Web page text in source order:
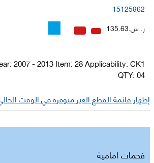
15125962
ر. س.135.63
2007 - 2013 Item: 28 Applicability: CK1
QTY: 04
إظهار قائمة القطع الغير متوفرة في الوقت
فحمات امامية